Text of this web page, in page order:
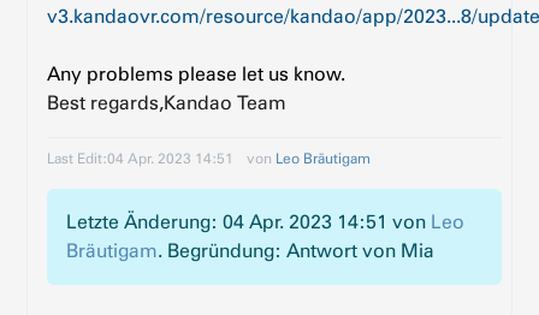
v3.kandaovr.com/resource/kandao/app/2023...8/
Any problems please let us know.
Best regards,Kandao Team
Last Edit:04 Apr. 2023 14:51 von Leo Bräutigam
Letzte Änderung: 04 Apr. 2023 14:51 von Leo
Bräutigam. Begründung: Antwort von Mia